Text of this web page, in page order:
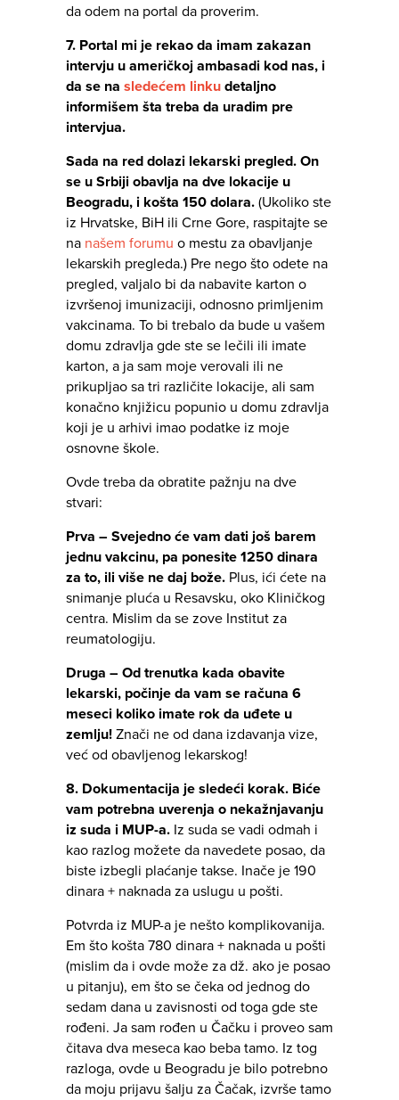
da odem na portal da proverim.
7. Portal mi je rekao da imam zakazan
intervju u američkoj ambasadi kod nas, i
da se na sledećem linku detaljno
informišem šta treba da uradim pre
intervjua.
Sada na red dolazi lekarski pregled. On
se u Srbiji obavlja na dve lokacije u
Beogradu, i košta 150 dolara. (Ukoliko ste
iz Hrvatske, BiH ili Crne Gore, raspitajte se
na našem forumu o mestu za obavljanje
lekarskih pregleda.) Pre nego što odete na
pregled, valjalo bi da nabavite karton o
izvršenoj imunizaciji, odnosno primljenim
vakcinama. To bi trebalo da bude u vašem
domu zdravlja gde ste se lečili ili imate
karton, a ja sam moje verovali ili ne
prikupljao sa tri različite lokacije, ali sam
konačno knjižicu popunio u domu zdravlja
koji je u arhivi imao podatke iz moje
osnovne škole.
Ovde treba da obratite pažnju na dve
stvari:
Prva – Svejedno će vam dati još barem
jednu vakcinu, pa ponesite 1250 dinara
za to, ili više ne daj bože. Plus, ići ćete na
snimanje pluća u Resavsku, oko Kliničkog
centra. Mislim da se zove Institut za
reumatologiju.
Druga – Od trenutka kada obavite
lekarski, počinje da vam se računa 6
meseci koliko imate rok da uđete u
zemlju! Znači ne od dana izdavanja vize,
već od obavljenog lekarskog!
8. Dokumentacija je sledeći korak. Biće
vam potrebna uverenja o nekažnjavanju
iz suda i MUP-a. Iz suda se vadi odmah i
kao razlog možete da navedete posao, da
biste izbegli plaćanje takse. Inače je 190
dinara + naknada za uslugu u pošti.
Potvrda iz MUP-a je nešto komplikovanija.
Em što košta 780 dinara + naknada u pošti
(mislim da i ovde može za dž. ako je posao
u pitanju), em što se čeka od jednog do
sedam dana u zavisnosti od toga gde ste
rođeni. Ja sam rođen u Čačku i proveo sam
čitava dva meseca kao beba tamo. Iz tog
razloga, ovde u Beogradu je bilo potrebno
da moju prijavu šalju za Čačak, izvrše tamo